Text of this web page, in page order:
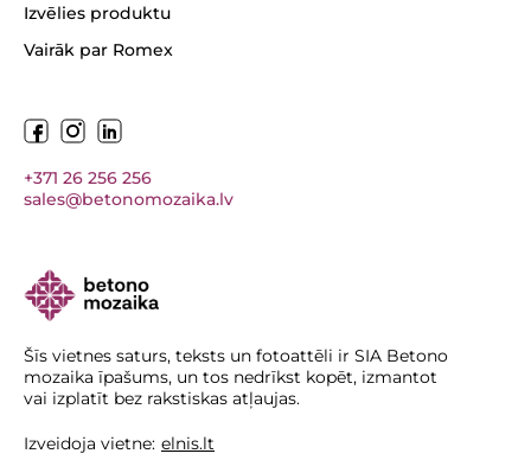
Izvēlies produktu
Vairāk par Romex
+371 26 256 256
sales@betonomozaika.lv
Šīs vietnes saturs, teksts un fotoattēli ir SIA Betono
mozaika īpašums, un tos nedrīkst kopēt, izmantot
vai izplatīt bez rakstiskas atļaujas.
Izveidoja vietne: elnis.lt